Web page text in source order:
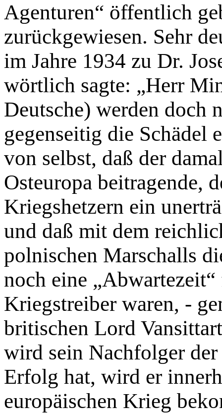
Agenturen“ öffentlich
zurückgewiesen. Sehr
im Jahre 1934 zu Dr.
wörtlich sagte: „Herr
Deutsche) werden doch
gegenseitig die Schädel
von selbst, daß der
Osteuropa beitragende,
Kriegshetzern ein
und daß mit dem
polnischen Marschalls
noch eine
Kriegstreiber waren, -
britischen Lord
wird sein Nachfolger
Erfolg hat, wird er
europäischen Krieg